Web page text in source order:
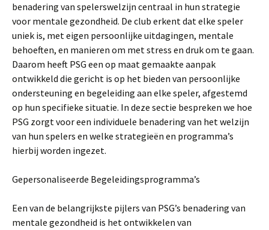
benadering van spelerswelzijn centraal in hun strategie
voor mentale gezondheid. De club erkent dat elke speler
uniek is, met eigen persoonlijke uitdagingen, mentale
behoeften, en manieren om met stress en druk om te gaan.
Daarom heeft PSG een op maat gemaakte aanpak
ontwikkeld die gericht is op het bieden van persoonlijke
ondersteuning en begeleiding aan elke speler, afgestemd
op hun specifieke situatie. In deze sectie bespreken we hoe
PSG zorgt voor een individuele benadering van het welzijn
van hun spelers en welke strategieën en programma’s
hierbij worden ingezet.
Gepersonaliseerde Begeleidingsprogramma’s
Een van de belangrijkste pijlers van PSG’s benadering van
mentale gezondheid is het ontwikkelen van